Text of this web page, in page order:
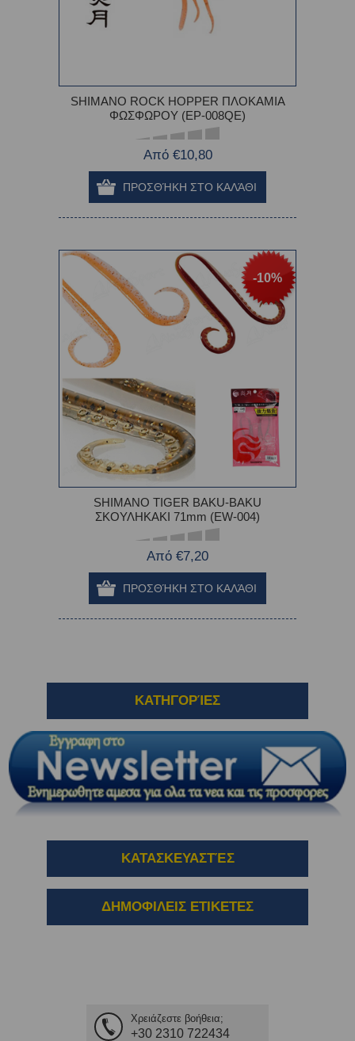
SHIMANO ROCK HOPPER ΠΛΟΚΑΜΙΑ
ΦΩΣΦΩΡΟΥ (EP-008QE)
Από €10,80
-10%
SHIMANO TIGER BAKU-BAKU
ΣΚΟΥΛΗΚΑΚΙ 71mm (EW-004)
Από €7,20
ΚΑΤΗΓΟΡΊΕΣ
ΚΑΤΑΣΚΕΥΑΣΤΈΣ
ΔΗΜΟΦΙΛΕΙΣ ΕΤΙΚΕΤΕΣ
Χρειάζεστε βοήθεια;
+30 2310 722434